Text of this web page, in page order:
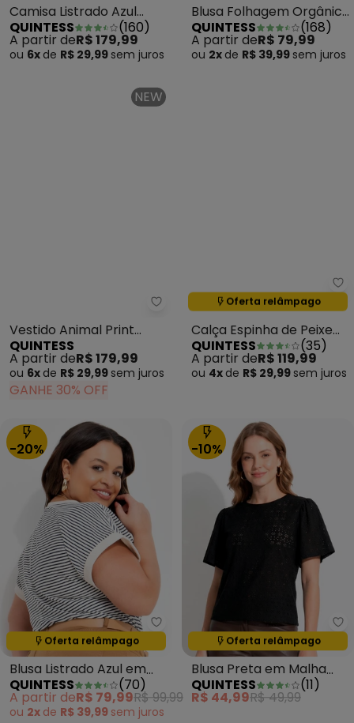
Camisa Listrado Azul
Marinho em Tecido de
Poliéster
QUINTESS (160)
A partir deR$ 179,99
ou 6x de R$ 29,99 semjuros
Blusa Folhagem Orgânica
em Malha de Viscose
Crep
QUINTESS (168)
A partir deR$ 79,99
ou 2x de R$ 39,99 semjuros
NEW
Quintess - Vestido Animal
Vestido Animal Print
Cervo em Malha
QUINTESS
A partir deR$ 179,99
ou 6x deR$ 29,99 semjuros
GANHE 30% OFF
Oferta relâmpago
Termina em:17:28:25
Calça Espinha de Peixe
em Malha de Viscose
QUINTESS (35)
A partir deR$ 119,99
R$ 29,99 semjuros
-20%
Quintess - Blusa Listrado Azul
Oferta relâmpago
Termina em:17:28:25
Blusa Listrado Azul em
Moletom
QUINTESS (70)
A partir deR$ 79,99R$ 99,99
-10%
Oferta relâmpago
Termina em:17:28:25
Blusa Preta em Malha
Laise
QUINTESS ( )
R$ 44,99 R$ 49,99